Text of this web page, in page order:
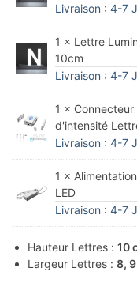
Livraison : 4-7
1 × Lettre
10cm
Livraison : 4-7
1 ×
d'intensité
Livraison : 4-7
1 ×
LED
Livraison : 4-7
Hauteur Lettres : 10
Largeur Lettres : 8,